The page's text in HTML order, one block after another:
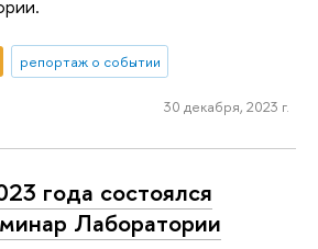
репортаж о событии
30 декабря, 2023 г.
года состоялся
Лаборатории